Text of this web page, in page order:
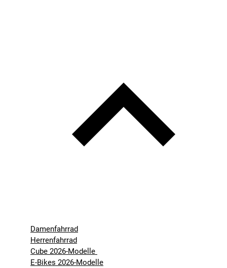
Damenfahrrad
Herrenfahrrad
Cube 2026-Modelle
E-Bikes 2026-Modelle